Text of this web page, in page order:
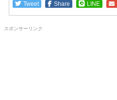
Tweet Share LINE
スポンサーリンク